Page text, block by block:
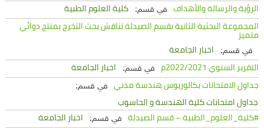
الرؤية والرسالة والأهداف
في قسم:
كلية العلوم الطبية
المجموعة البحثية الثانية بقسم الصيدلة تناقش بحث التخرج بمنتج دوائي
متميز
في قسم:
اخبار الجامعة
التقرير السنوي 2022/2021م
في قسم:
اخبار الجامعة
جداول الامتحانات بكالوريوس هندسة مدني
في قسم:
جداول امتحانات كلية الهندسة و الحاسوب
#كلية_العلوم_الطبية – قسم الصيدلة
في قسم:
اخبار الجامعة